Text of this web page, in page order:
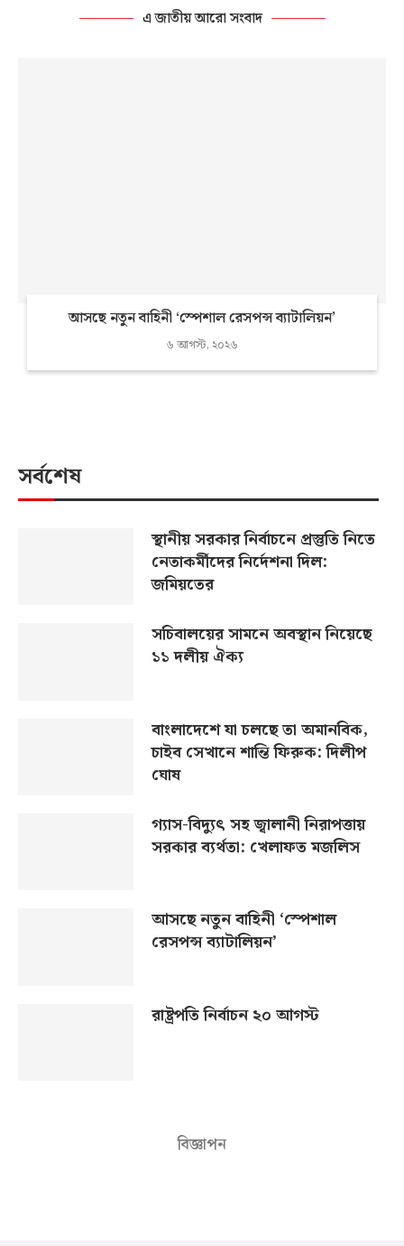
এ জাতীয় আরো সংবাদ
আসছে নতুন বাহিনী ‘স্পেশাল রেসপন্স ব্যাটালিয়ন’
৬ আগস্ট, ২০২৬
সর্বশেষ
স্থানীয় সরকার নির্বাচনে প্রস্তুতি নিতে
নেতাকর্মীদের নির্দেশনা দিল:
জমিয়তের
সচিবালয়ের সামনে অবস্থান নিয়েছে
১১ দলীয় ঐক্য
বাংলাদেশে যা চলছে তা অমানবিক,
চাইব সেখানে শান্তি ফিরুক: দিলীপ
ঘোষ
গ্যাস-বিদ্যুৎ সহ জ্বালানী নিরাপত্তায়
সরকার ব্যর্থতা: খেলাফত মজলিস
আসছে নতুন বাহিনী ‘স্পেশাল
রেসপন্স ব্যাটালিয়ন’
রাষ্ট্রপতি নির্বাচন ২০ আগস্ট
বিজ্ঞাপন